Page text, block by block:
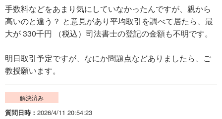
手数料などをあまり気にしていなかったんですが、親から
高いのと違う？ と意見があり平均取引を調べて居たら、最
大が 330千円 （税込）司法書士の登記の金額も不明です。
明日取引予定ですが、なにか問題点などありましたら、ご
教授願います。
解決済み
質問日時
2026/4/11 20:54:23